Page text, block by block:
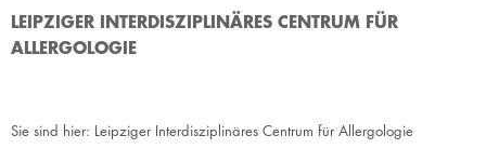
LEIPZIGER INTERDISZIPLINÄRES CENTRUM FÜR
ALLERGOLOGIE
Sie sind hier: Leipziger Interdisziplinäres Centrum für Allergologie